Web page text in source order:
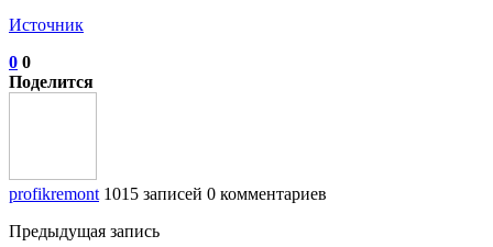
Источник
0 0
Поделится
profikremont 1015 записей 0 комментариев
Предыдущая запись